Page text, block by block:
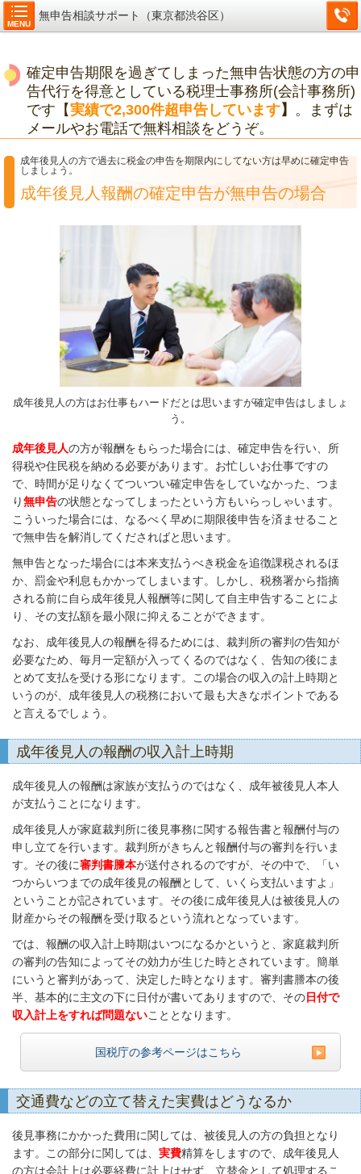
MENU
無申告相談サポート（東京都渋谷区）
確定申告期限を過ぎてしまった無申告状態の方の申
告代行を得意としている税理士事務所(会計事務所)
です【実績で2,300件超申告しています】 。まずは
メールやお電話で無料相談をどうぞ。
成年後見人の方で過去に税金の申告を期限内にしてない方は早めに確定申告
しましょう。
成年後見人報酬の確定申告が無申告の場合
成年後見人の方はお仕事もハードだとは思いますが確定申告はしましょ
う。
成年後見人の方が報酬をもらった場合には、確定申告を行い、所
得税や住民税を納める必要があります。お忙しいお仕事ですの
で、時間が足りなくてついつい確定申告をしていなかった、つま
り無申告の状態となってしまったという方もいらっしゃいます。
こういった場合には、なるべく早めに期限後申告を済ませること
で無申告を解消してくださればと思います。
無申告となった場合には本来支払うべき税金を追徴課税されるほ
か、罰金や利息もかかってしまいます。しかし、税務署から指摘
される前に自ら成年後見人報酬等に関して自主申告することによ
り、その支払額を最小限に抑えることができます。
なお、成年後見人の報酬を得るためには、裁判所の審判の告知が
必要なため、毎月一定額が入ってくるのではなく、告知の後にま
とめて支払を受ける形になります。この場合の収入の計上時期と
いうのが、成年後見人の税務において最も大きなポイントである
と言えるでしょう。
成年後見人の報酬の収入計上時期
成年後見人の報酬は家族が支払うのではなく、成年被後見人本人
が支払うことになります。
成年後見人が家庭裁判所に後見事務に関する報告書と報酬付与の
申し立てを行います。裁判所がきちんと報酬付与の審判を行いま
す。その後に審判書謄本が送付されるのですが、その中で、「い
つからいつまでの成年後見の報酬として、いくら支払いますよ」
ということが記されています。その後に成年後見人は被後見人の
財産からその報酬を受け取るという流れとなっています。
では、報酬の収入計上時期はいつになるかというと、家庭裁判所
の審判の告知によってその効力が生じた時とされています。簡単
にいうと審判があって、決定した時となります。審判書謄本の後
半、基本的に主文の下に日付が書いてありますので、その日付で
収入計上をすれば問題ないこととなります。
国税庁の参考ページはこちら
交通費などの立て替えた実費はどうなるか
後見事務にかかった費用に関しては、被後見人の方の負担となり
ます。この部分に関しては、 実費精算をしますので、成年後見人
の方は会計上は必要経費に計上はせず、立替金として処理するこ